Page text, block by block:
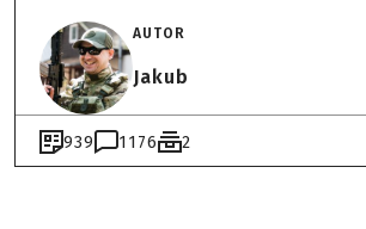
AUTOR
Jakub
939 1176 2